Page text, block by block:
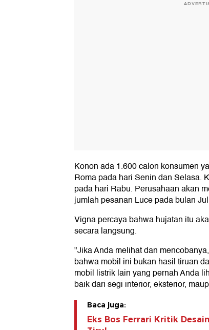
Konon ada 1.600 calon konsumen
Roma pada hari Senin dan Selasa.
pada hari Rabu. Perusahaan akan
jumlah pesanan Luce pada bulan
Vigna percaya bahwa hujatan itu
secara langsung.
"Jika Anda melihat dan
bahwa mobil ini bukan hasil tiruan
mobil listrik lain yang pernah Anda
baik dari segi interior, eksterior,
Baca juga:
Eks Bos Ferrari Kritik